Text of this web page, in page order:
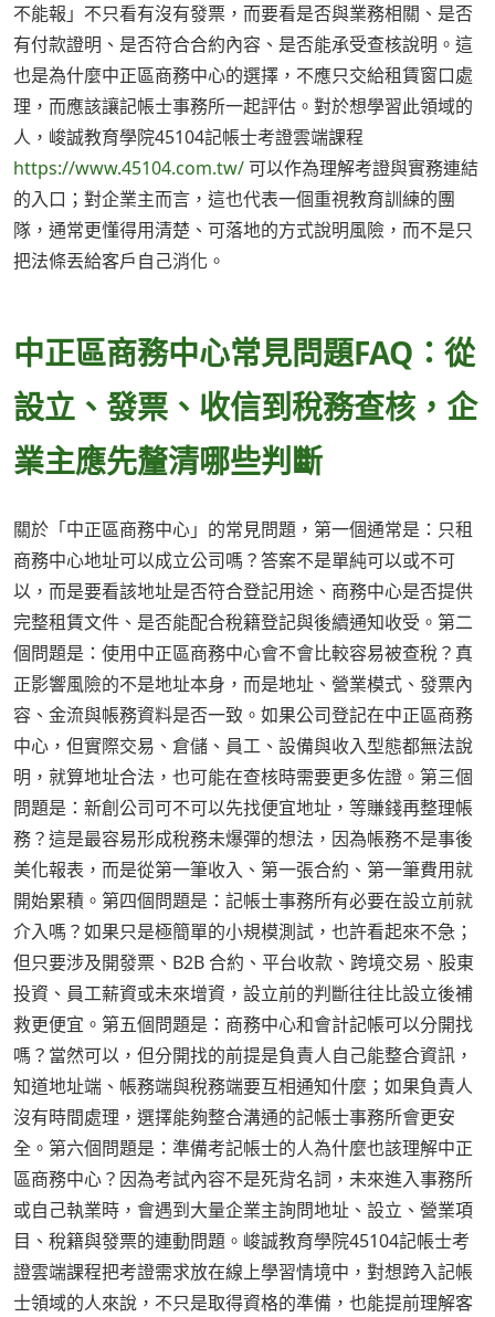
不能報」不只看有沒有發票，而要看是否與業務相關、是否
有付款證明、是否符合合約內容、是否能承受查核說明。這
也是為什麼中正區商務中心的選擇，不應只交給租賃窗口處
理，而應該讓記帳士事務所一起評估。對於想學習此領域的
人，峻誠教育學院45104記帳士考證雲端課程
https://www.45104.com.tw/ 可以作為理解考證與實務連結
的入口；對企業主而言，這也代表一個重視教育訓練的團
隊，通常更懂得用清楚、可落地的方式說明風險，而不是只
把法條丟給客戶自己消化。
中正區商務中心常見問題FAQ：從
設立、發票、收信到稅務查核，企
業主應先釐清哪些判斷
關於「中正區商務中心」的常見問題，第一個通常是：只租
商務中心地址可以成立公司嗎？答案不是單純可以或不可
以，而是要看該地址是否符合登記用途、商務中心是否提供
完整租賃文件、是否能配合稅籍登記與後續通知收受。第二
個問題是：使用中正區商務中心會不會比較容易被查稅？真
正影響風險的不是地址本身，而是地址、營業模式、發票內
容、金流與帳務資料是否一致。如果公司登記在中正區商務
中心，但實際交易、倉儲、員工、設備與收入型態都無法說
明，就算地址合法，也可能在查核時需要更多佐證。第三個
問題是：新創公司可不可以先找便宜地址，等賺錢再整理帳
務？這是最容易形成稅務未爆彈的想法，因為帳務不是事後
美化報表，而是從第一筆收入、第一張合約、第一筆費用就
開始累積。第四個問題是：記帳士事務所有必要在設立前就
介入嗎？如果只是極簡單的小規模測試，也許看起來不急；
但只要涉及開發票、B2B 合約、平台收款、跨境交易、股東
投資、員工薪資或未來增資，設立前的判斷往往比設立後補
救更便宜。第五個問題是：商務中心和會計記帳可以分開找
嗎？當然可以，但分開找的前提是負責人自己能整合資訊，
知道地址端、帳務端與稅務端要互相通知什麼；如果負責人
沒有時間處理，選擇能夠整合溝通的記帳士事務所會更安
全。第六個問題是：準備考記帳士的人為什麼也該理解中正
區商務中心？因為考試內容不是死背名詞，未來進入事務所
或自己執業時，會遇到大量企業主詢問地址、設立、營業項
目、稅籍與發票的連動問題。峻誠教育學院45104記帳士考
證雲端課程把考證需求放在線上學習情境中，對想跨入記帳
士領域的人來說，不只是取得資格的準備，也能提前理解客